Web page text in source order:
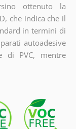
ottenuto la
che indica che il
in termini di
autoadesive
di PVC, mentre